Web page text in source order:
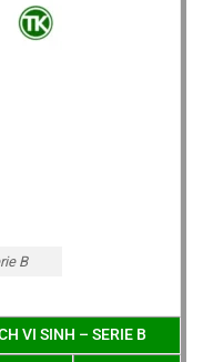
B
VI SINH – SERIE B